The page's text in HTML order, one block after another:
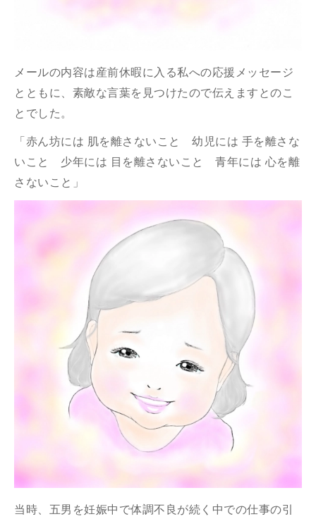
メールの内容は産前休暇に入る私への応援メッセージ
とともに、素敵な言葉を見つけたので伝えますとのこ
とでした。
「赤ん坊には 肌を離さないこと 幼児には 手を離さな
いこと 少年には 目を離さないこと 青年には 心を離
さないこと」
当時、五男を妊娠中で体調不良が続く中での仕事の引